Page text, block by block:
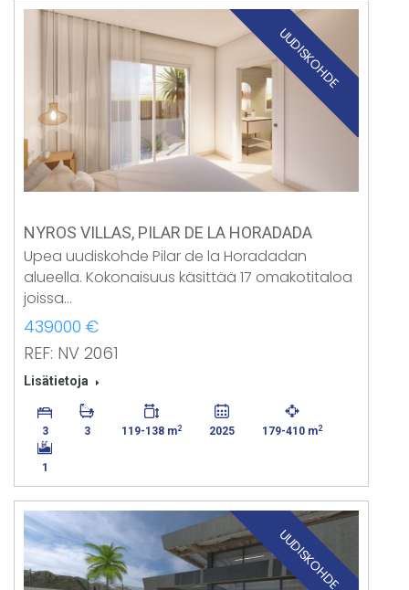
UUDISKOHDE
NYROS VILLAS, PILAR DE LA HORADADA
Upea uudiskohde Pilar de la Horadadan
alueella. Kokonaisuus käsittää 17 omakotitaloa
joissa…
439000 €
REF: NV 2061
Lisätietoja
3 3 119-138 m2 2025 179-410 m2
1
UUDISKOHDE